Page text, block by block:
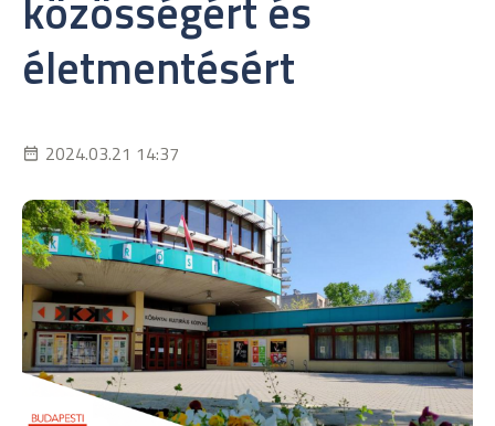
életmentésért
2024.03.21 14:37